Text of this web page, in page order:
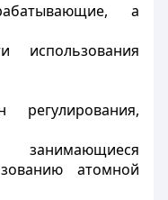
а
использования
регулирования,
атомной